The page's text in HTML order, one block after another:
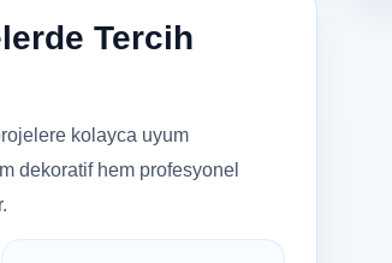
Tercih
kolayca uyum
dekoratif hem profesyonel